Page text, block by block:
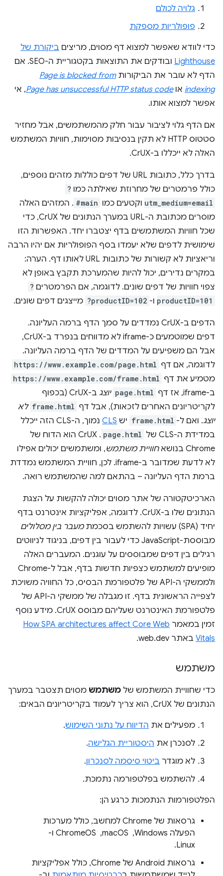
גלויה לכולם
פופולריות מספקת
כדי לוודא שאפשר למצוא דף מסוים, מריצים ביקורת של
Lighthouse
ובודקים את התוצאות בקטגוריית ה-SEO. אם
הדף לא עובר את הביקורותPage is blocked from
indexing אוPage has unsuccessful HTTP status code, אי
אפשר למצוא אותו.
אם הדף גלוי לציבור עבור חלק מהמשתמשים, אבל מחזיר
סטטוס HTTP לא תקין בנסיבות מסוימות, חוויות המשתמש
האלה לא ייכללו ב-CrUX.
בדרך כלל, כתובות URL של דפים כוללות מזהים נוספים,
כולל פרמטרים של מחרוזת שאילתה כמו ?
utm_medium=email וקטעים כמו #main . המזהים האלה
מוסרים מכתובת ה-URL במערך הנתונים של CrUX, כדי
שכל חוויות המשתמשים בדף יצטברו יחד. האפשרות הזו
שימושית לדפים שלא יעמדו בסף הפופולריות אם יהיו הרבה
וריאציות לא קשורות של כתובות URL לאותו דף. הערה:
במקרים נדירים, יכול להיות שהמערכת תקבץ באופן לא
צפוי חוויות של דפים שונים. לדוגמה, אם הפרמטרים ?
productID=101 ו- ?productID=102 מייצגים דפים שונים.
הדפים ב-CrUX נמדדים על סמך הדף ברמה העליונה.
דפים שמוטמעים כ-iframe לא מדווחים בנפרד ב-CrUX,
אבל הם משפיעים על המדדים של הדף ברמה העליונה.
לדוגמה, אם דף https://www.example.com/page.html
מטמיע את דף https://www.example.com/frame.html
ב-iframe, אז דף page.html יוצג
ב-CrUX (בכפוף
לקריטריונים האחרים לזכאות), אבל דף frame.html לא
יוצג. ואם ל- frame.html יש CLS
נמוך, ה-CLS הזה ייכלל
במדידת ה-CLS של
page.html
. ‫CrUX הוא הדוח של
Chrome בנושא
חוויית משתמש, ומשתמשים יכולים אפילו
לא לדעת שמדובר ב-iframe. לכן, חוויית המשתמש נמדדת
ברמת הדף העליונה – בהתאם למה שהמשתמש רואה.
הארכיטקטורה של אתר מסוים יכולה להקשות על הצגת
הנתונים שלו ב-CrUX. לדוגמה, אפליקציות אינטרנט בדף
יחיד (SPA) עשויות להשתמש בסכמת
מעבר בין מסלולים
מבוססת-JavaScript כדי לעבור בין דפים, בניגוד לניווטים
רגילים בין דפים שמבוססים על עוגנים. המעברים האלה
מופיעים למשתמש כצפיות חדשות בדף, אבל ל-Chrome
ולממשקי ה-API של פלטפורמת הבסיס, כל החוויה משויכת
לצפייה הראשונית בדף. זו מגבלה של ממשקי ה-API של
פלטפורמת האינטרנט שעליהם מבוסס CrUX. מידע נוסף
זמין במאמר How SPA architectures affect Core Web
Vitals באתר web.dev.
משתמש
כדי שחוויית המשתמש של משתמש מסוים תצטבר במערך
הנתונים של CrUX, הוא צריך לעמוד בקריטריונים הבאים:
מפעילים את הדיווח על נתוני השימוש.
לסנכרן את היסטוריית הגלישה.
לא מוגדר ביטוי סיסמה לסנכרון.
להשתמש בפלטפורמה נתמכת.
הפלטפורמות הנתמכות כרגע הן:
גרסאות של Chrome למחשב, כולל מערכות
הפעלה Windows, ‏ macOS, ‏ ChromeOS ו-
Linux.
גרסאות Android של Chrome, כולל אפליקציות